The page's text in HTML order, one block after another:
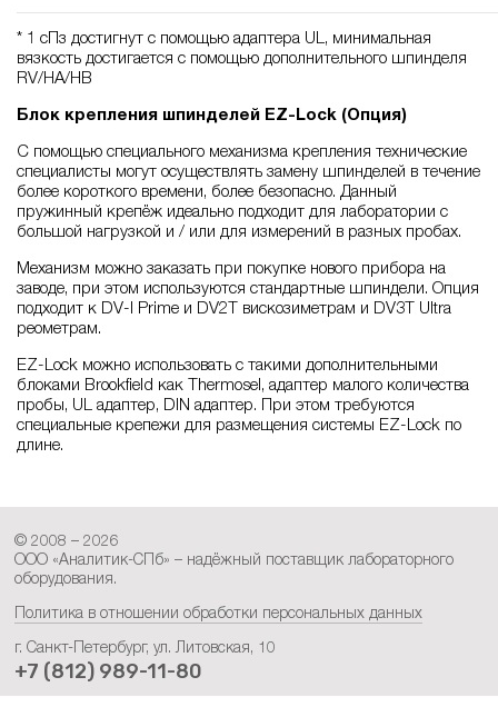
* 1 сПз достигнут с помощью адаптера UL, минимальная
вязкость достигается с помощью дополнительного шпинделя
RV/HA/HB
Блок крепления шпинделей EZ-Lock (Опция)
С помощью специального механизма крепления технические
специалисты могут осуществлять замену шпинделей в течение
более короткого времени, более безопасно. Данный
пружинный крепёж идеально подходит для лаборатории с
большой нагрузкой и / или для измерений в разных пробах.
Механизм можно заказать при покупке нового прибора на
заводе, при этом используются стандартные шпиндели. Опция
подходит к DV-I Prime и DV2T вискозиметрам и DV3T Ultra
реометрам.
EZ-Lock можно использовать с такими дополнительными
блоками Brookfield как Thermosel, адаптер малого количества
пробы, UL адаптер, DIN адаптер. При этом требуются
специальные крепежи для размещения системы EZ-Lock по
длине.
© 2008 – 2026
ООО «Аналитик-СПб» – надёжный поставщик лабораторного
оборудования.
Политика в отношении обработки персональных данных
г. Санкт-Петербург, ул. Литовская, 10
+7 (812) 989-11-80